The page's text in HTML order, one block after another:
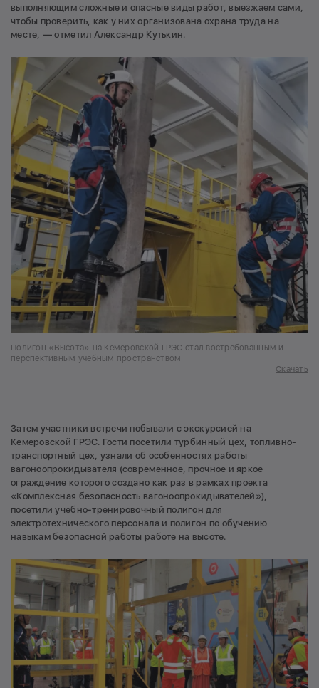
выполняющим сложные и опасные виды работ, выезжаем сами,
чтобы проверить, как у них организована охрана труда на
месте, — отметил Александр Кутькин.
Полигон «Высота» на Кемеровской ГРЭС стал востребованным и
перспективным учебным пространством
Скачать
Затем участники встречи побывали с экскурсией на
Кемеровской ГРЭС. Гости посетили турбинный цех, топливно-
транспортный цех, узнали об особенностях работы
вагоноопрокидывателя (современное, прочное и яркое
ограждение которого создано как раз в рамках проекта
«Комплексная безопасность вагоноопрокидывателей»),
посетили учебно-тренировочный полигон для
электротехнического персонала и полигон по обучению
навыкам безопасной работы работе на высоте.